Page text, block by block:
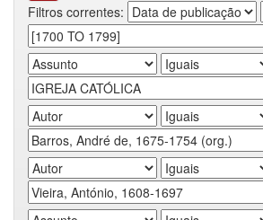
Filtros correntes: